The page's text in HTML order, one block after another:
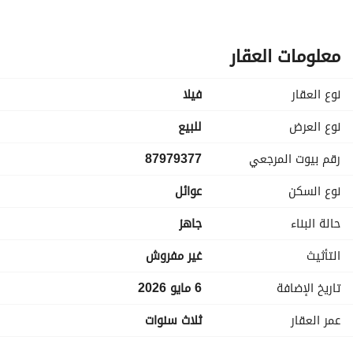
مساحة الأرض: 493.8 م²
إجمالي التفاصيل
إجمالي غرف النوم: 6 غرف
منها 2 غرف نوم ماستر
إجمالي دورات المياه: 5 دورات مياه
عدد الصالات: صالتان
تفاصيل الفيلا
السطح
غرفتان
دورة مياه
الدور الأول
2 غرف نوم عادية
معلومات العقار
نوع العقار
فیلا
نوع العرض
للبيع
رقم بيوت المرجعي
87979377
نوع السكن
عوائل
حالة البناء
جاهز
التأثيث
غير مفروش
تاريخ الإضافة
6 مايو 2026
عمر العقار
ثلاث سنوات